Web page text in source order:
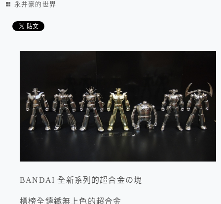
永井豪的世界
BANDAI 全新系列的超合金の塊
標榜全鑄鐵無上色的超合金